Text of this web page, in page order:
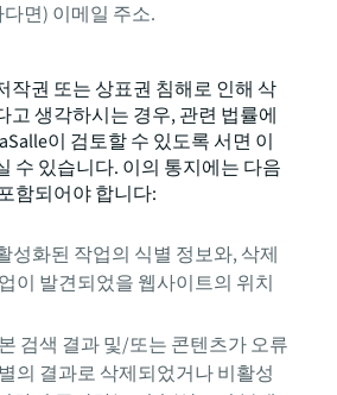
면) 이메일 주소.
작권 또는 상표권 침해로 인해 삭
고 생각하시는 경우, 관련 법률에
이 검토할 수 있도록 서면 이
수 있습니다. 이의 통지에는 다음
함되어야 합니다:
성화된 작업의 식별 정보와, 삭제
이 발견되었을 웹사이트의 위치
검색 결과 및/또는 콘텐츠가 오류
의 결과로 삭제되었거나 비활성